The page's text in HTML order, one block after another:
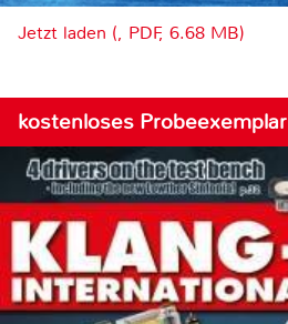
Jetzt laden (, PDF, 6.68 MB)
kostenloses Probeexemplar